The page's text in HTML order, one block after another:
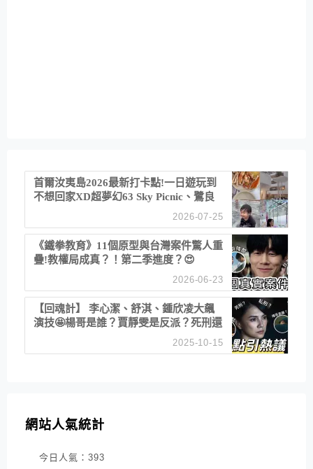
首爾汝夷島2026最新打卡點!一日遊玩到
不想回家XD超夢幻63 Sky Picnic、鷺良
津帝王蟹大餐、《淚之女王》拍攝地、漢
2026-07-25
《鐵拳教育》11個原型與台灣案件驚人重
疊!教權局成真？！第二季進度？😍
2026-06-23
【回魂計】 李心潔、舒淇、鍾欣凌大飆
演技🤩楊哥是誰？賈靜雯是反派？死刑還
2025-10-15
網站人氣統計
今日人氣： 393